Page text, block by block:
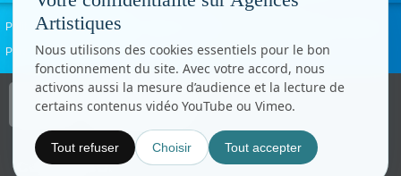
Politique de confidentialité
Paramètres cookies
Copyright © CC.Comunication
Tous droits réservés
Artistiques
Nous utilisons des cookies essentiels pour le bon
fonctionnement du site. Avec votre accord, nous
activons aussi la mesure d’audience et la lecture de
certains contenus vidéo YouTube ou Vimeo.
Tout refuser Choisir Tout accepter